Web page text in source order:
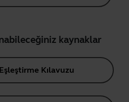
kaynaklar
Kılavuzu